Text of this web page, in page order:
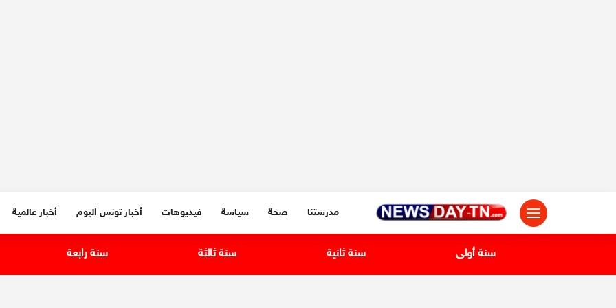
مدرستنا صحة سياسة فيديوهات أخبار تونس اليوم أخبار عالمية
سنة أولى سنة ثانية سنة ثالثة سنة رابعة